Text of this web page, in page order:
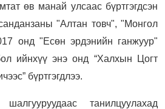
өв манай улсаас бүртгэгдсэн
"Алтан товч", "Монгол
онд "Есөн эрдэнийн ганжуур"
ийнхүү энэ онд “Халхын Цогт
бүртгэгдлээ.
танилцуулахад